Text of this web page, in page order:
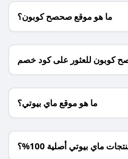
ما هو موقع صحصح كوبون؟
كوبون للعثور على كود خصم
ماي بيوتي؟
ما هو موقع ماي بيوتي؟
ماي بيوتي أصلية 100%؟